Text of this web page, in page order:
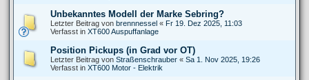
Unbekanntes Modell der Marke Sebring?
Letzter Beitrag von brennnessel « Fr 19. Dez 2025, 11:03
Verfasst in XT600 Auspuffanlage
Position Pickups (in Grad vor OT)
Letzter Beitrag von Straßenschrauber « Sa 1. Nov 2025, 19:26
Verfasst in XT600 Motor - Elektrik